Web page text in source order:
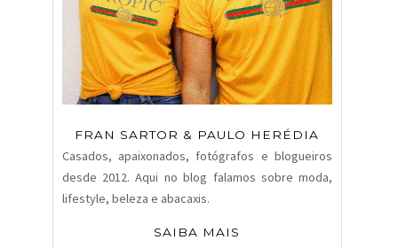
FRAN SARTOR & PAULO HERÉDIA
Casados, apaixonados, fotógrafos e blogueiros
desde 2012. Aqui no blog falamos sobre moda,
lifestyle, beleza e abacaxis.
SAIBA MAIS